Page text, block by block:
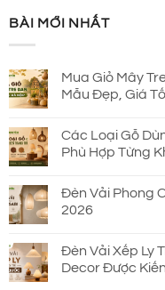
BÀI MỚI NHẤT
Mua Giỏ Mây
Mẫu Đẹp, Giá
Các Loại Gỗ
Phù Hợp Từng
Đèn Vải Phong
2026
Đèn Vải Xếp Ly
Decor Được